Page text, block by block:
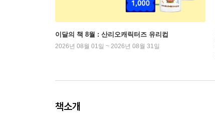
이달의 책 8월 : 산리오캐릭터즈 유리컵
2026년 08월 01일 ~ 2026년 08월 31일
책소개